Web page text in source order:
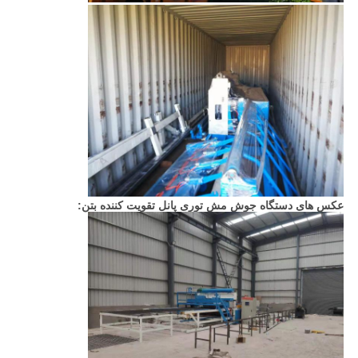
عکس های دستگاه جوش مش توری پانل تقویت کننده بتن: